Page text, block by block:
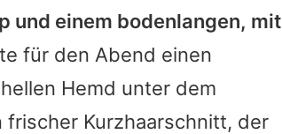
und einem bodenlangen, mit
für den Abend einen
Hemd unter dem
Kurzhaarschnitt, der